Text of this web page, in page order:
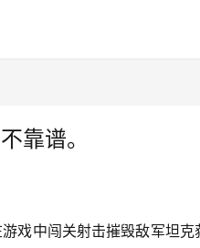
靠谱。
戏中闯关射击摧毁敌军坦克